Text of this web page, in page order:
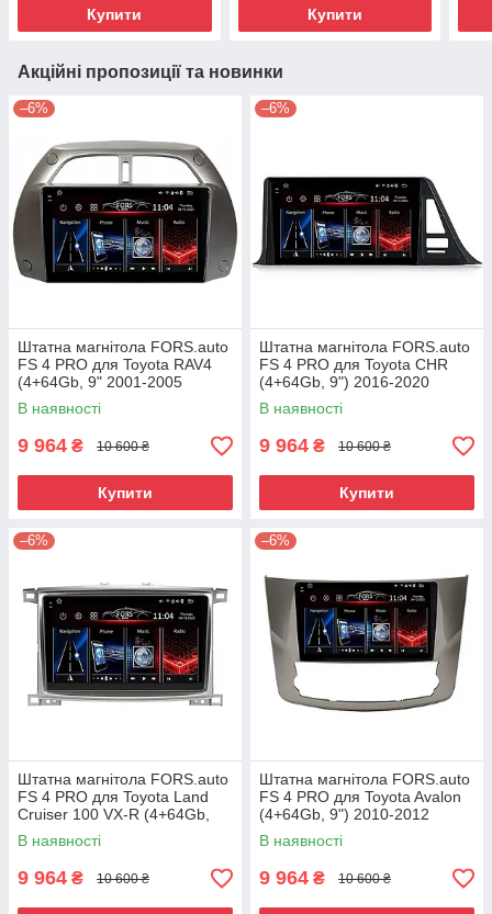
Купити Купити
Акційні пропозиції та новинки
–6%
Штатна магнітола FORS.auto
FS 4 PRO для Toyota RAV4
(4+64Gb, 9" 2001-2005
В наявності
9 964 ₴ 10 600 ₴
Купити
–6%
Штатна магнітола FORS.auto
FS 4 PRO для Toyota CHR
(4+64Gb, 9") 2016-2020
В наявності
9 964 ₴ 10 600 ₴
Купити
–6%
Штатна магнітола FORS.auto
FS 4 PRO для Toyota Land
Cruiser 100 VX-R (4+64Gb,
10") 2003-2007
В наявності
9 964 ₴ 10 600 ₴
–6%
Штатна магнітола FORS.auto
FS 4 PRO для Toyota Avalon
(4+64Gb, 9") 2010-2012
В наявності
9 964 ₴ 10 600 ₴